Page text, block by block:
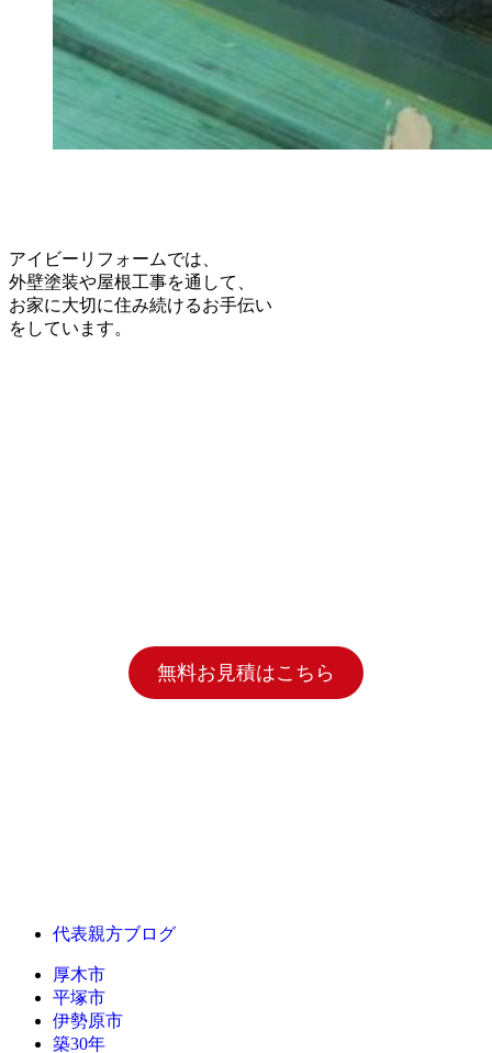
アイビーリフォームでは、
外壁塗装や屋根工事を通して、
お家に大切に住み続けるお手伝い
をしています。
無料お見積はこちら
代表親方ブログ
厚木市
平塚市
伊勢原市
築30年